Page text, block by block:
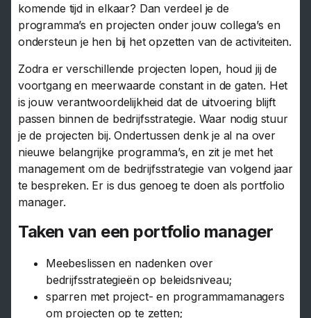
komende tijd in elkaar? Dan verdeel je de
programma’s en projecten onder jouw collega’s en
ondersteun je hen bij het opzetten van de activiteiten.
Zodra er verschillende projecten lopen, houd jij de
voortgang en meerwaarde constant in de gaten. Het
is jouw verantwoordelijkheid dat de uitvoering blijft
passen binnen de bedrijfsstrategie. Waar nodig stuur
je de projecten bij. Ondertussen denk je al na over
nieuwe belangrijke programma’s, en zit je met het
management om de bedrijfsstrategie van volgend jaar
te bespreken. Er is dus genoeg te doen als portfolio
manager.
Taken van een portfolio manager
Meebeslissen en nadenken over
bedrijfsstrategieën op beleidsniveau;
sparren met project- en programmamanagers
om projecten op te zetten;